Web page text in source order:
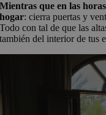
Mientras que en las
hogar: cierra puertas y
Todo con tal de que las
también del interior de tus